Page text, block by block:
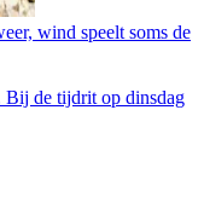
wind speelt soms de
Bij de tijdrit op dinsdag